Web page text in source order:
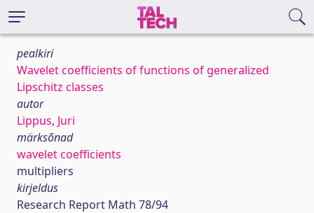
pealkiri
Wavelet coefficients of functions of generalized
Lipschitz classes
autor
Lippus, Juri
märksõnad
wavelet coefficients
multipliers
kirjeldus
Research Report Math 78/94